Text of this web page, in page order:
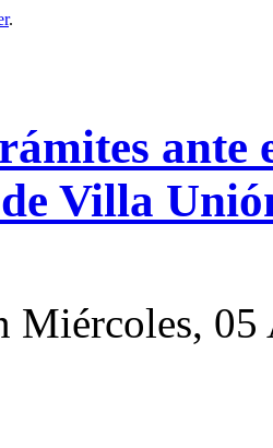
.
ante
Villa
Miércoles,